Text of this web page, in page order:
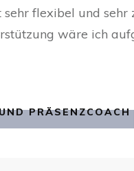
flexibel und sehr
wäre ich
PRÄSENZCOACH